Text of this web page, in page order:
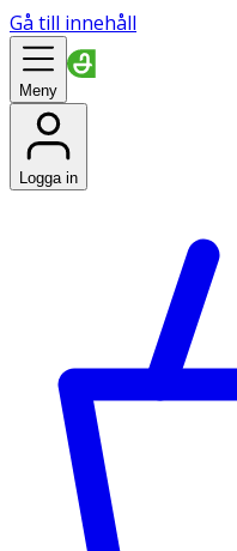
Gå till innehåll
Meny
Logga in